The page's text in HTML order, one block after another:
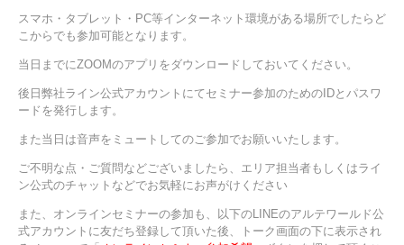
スマホ・タブレット・PC等インターネット環境がある場所でしたらど
こからでも参加可能となります。
当日までにZOOMのアプリをダウンロードしておいてください。
後日弊社ライン公式アカウントにてセミナー参加のためのIDとパスワ
ードを発行します。
また当日は音声をミュートしてのご参加でお願いいたします。
ご不明な点・ご質問などございましたら、エリア担当者もしくはライ
ン公式のチャットなどでお気軽にお声がけください
また、オンラインセミナーの参加も、以下のLINEのアルテワールド公
式アカウントに友だち登録して頂いた後、トーク画面の下に表示され